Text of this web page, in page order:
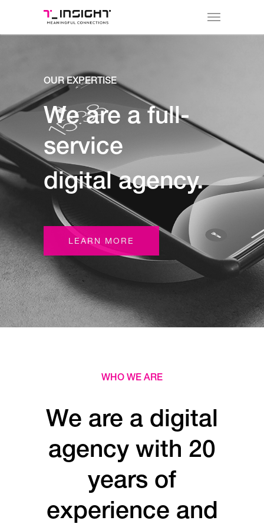
OUR EXPERTISE
We are a full-
service
digital agency.
LEARN MORE
WHO WE ARE
We are a digital
agency with 20
years of
experience and